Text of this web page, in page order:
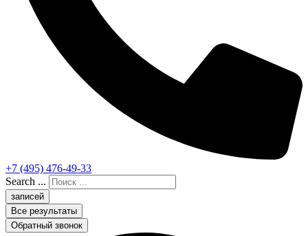
+7 (495) 476-49-33
Search ...
записей
Все результаты
Обратный звонок